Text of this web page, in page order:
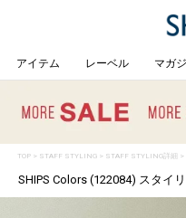
アイテム レーベル マガ
TOP> STAFF STYLING> STAFF STYLING詳細 >
SHIPS Colors (122084) スタイ